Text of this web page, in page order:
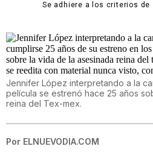
Se adhiere a los criterios de
Jennifer López interpretando a la
película se estrenó hace 25 años
reina del Tex-mex.
Por ELNUEVODIA.COM